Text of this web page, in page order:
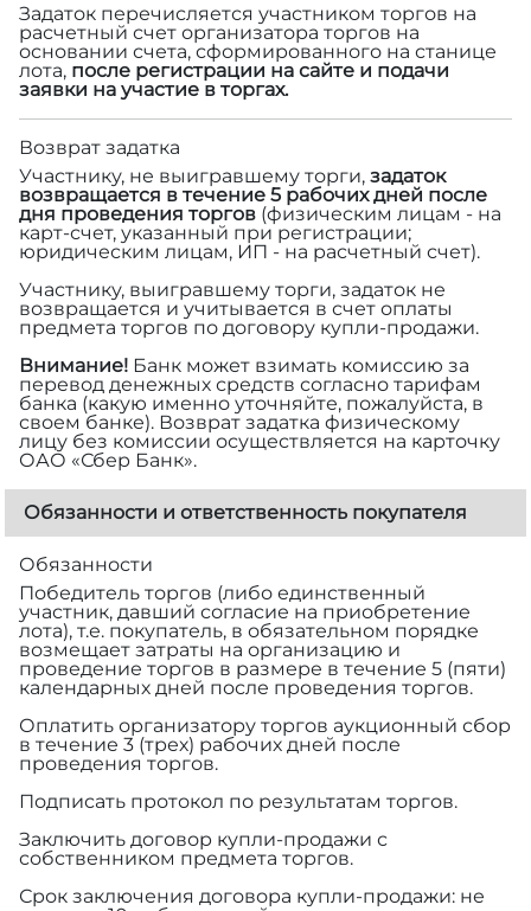
Задаток перечисляется участником торгов на
расчетный счет организатора торгов на
основании счета, сформированного на станице
лота, после регистрации на сайте и подачи
заявки на участие в торгах.
Возврат задатка
Участнику, не выигравшему торги, задаток
возвращается в течение 5 рабочих дней после
дня проведения торгов (физическим лицам - на
карт-счет, указанный при регистрации;
юридическим лицам, ИП - на расчетный счет).
Участнику, выигравшему торги, задаток не
возвращается и учитывается в счет оплаты
предмета торгов по договору купли-продажи.
Внимание! Банк может взимать комиссию за
перевод денежных средств согласно тарифам
банка (какую именно уточняйте, пожалуйста, в
своем банке). Возврат задатка физическому
лицу без комиссии осуществляется на карточку
ОАО «Сбер Банк».
Обязанности и ответственность покупателя
Обязанности
Победитель торгов (либо единственный
участник, давший согласие на приобретение
лота), т.е. покупатель, в обязательном порядке
возмещает затраты на организацию и
проведение торгов в размере в течение 5 (пяти)
календарных дней после проведения торгов.
Оплатить организатору торгов аукционный сбор
в течение 3 (трех) рабочих дней после
проведения торгов.
Подписать протокол по результатам торгов.
Заключить договор купли-продажи с
собственником предмета торгов.
Срок заключения договора купли-продажи: не